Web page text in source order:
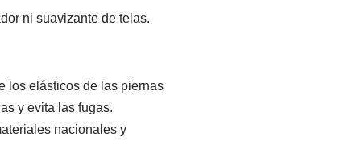
ni suavizante de telas.
los elásticos de las piernas
y evita las fugas.
nacionales y